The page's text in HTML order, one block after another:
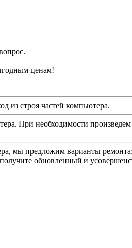
ценам!
из строя частей компьютера.
При необходимости
мы предложим варианты
обновленный и